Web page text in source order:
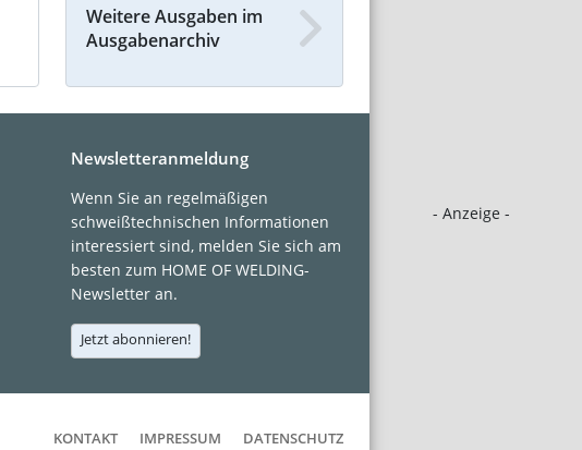
- Anzeige -
Weitere Ausgaben im
Ausgabenarchiv
Newsletteranmeldung
Wenn Sie an regelmäßigen
schweißtechnischen Informationen
interessiert sind, melden Sie sich am
besten zum HOME OF WELDING-
Newsletter an.
Jetzt abonnieren!
KONTAKT IMPRESSUM DATENSCHUTZ